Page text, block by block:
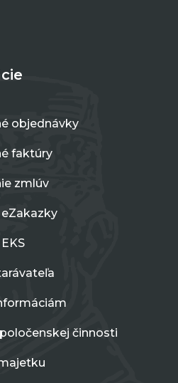
objednávky
faktúry
zmlúv
činnosti